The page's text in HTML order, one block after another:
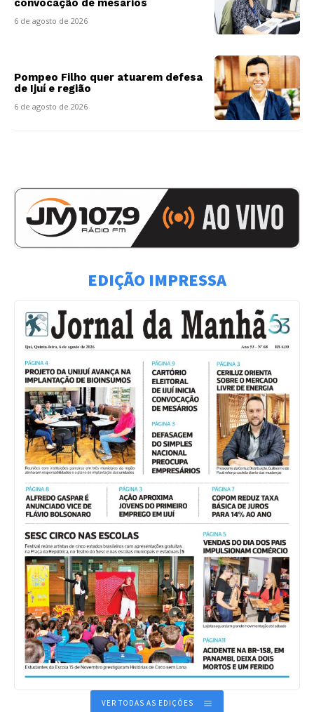
convocação de mesários
6 de agosto de 2026
Pompeo Filho quer atuarem defesa
de Ijuí e região
6 de agosto de 2026
EDIÇÃO IMPRESSA
VER TODAS AS EDIÇÕES